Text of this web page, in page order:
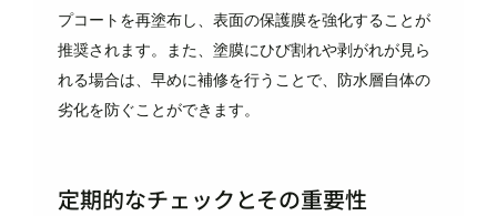
プコートを再塗布し、表面の保護膜を強化することが
推奨されます。また、塗膜にひび割れや剥がれが見ら
れる場合は、早めに補修を行うことで、防水層自体の
劣化を防ぐことができます。
定期的なチェックとその重要性